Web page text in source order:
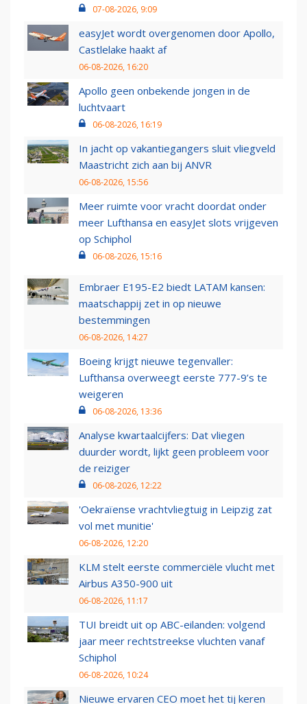
07-08-2026, 9:09
easyJet wordt overgenomen door Apollo,
Castlelake haakt af
06-08-2026, 16:20
Apollo geen onbekende jongen in de
luchtvaart
06-08-2026, 16:19
In jacht op vakantiegangers sluit vliegveld
Maastricht zich aan bij ANVR
06-08-2026, 15:56
Meer ruimte voor vracht doordat onder
meer Lufthansa en easyJet slots vrijgeven
op Schiphol
06-08-2026, 15:16
Embraer E195-E2 biedt LATAM kansen:
maatschappij zet in op nieuwe
bestemmingen
06-08-2026, 14:27
Boeing krijgt nieuwe tegenvaller:
Lufthansa overweegt eerste 777-9’s te
weigeren
06-08-2026, 13:36
Analyse kwartaalcijfers: Dat vliegen
duurder wordt, lijkt geen probleem voor
de reiziger
06-08-2026, 12:22
'Oekraïense vrachtvliegtuig in Leipzig zat
vol met munitie'
06-08-2026, 12:20
KLM stelt eerste commerciële vlucht met
Airbus A350-900 uit
06-08-2026, 11:17
TUI breidt uit op ABC-eilanden: volgend
jaar meer rechtstreekse vluchten vanaf
Schiphol
06-08-2026, 10:24
Nieuwe ervaren CEO moet het tij keren